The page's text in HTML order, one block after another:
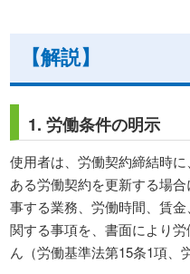
【解説】
1. 労働条件の明示
使用者は、労働契約締結時
ある労働契約を更新する場
事する業務、労働時間、賃
関する事項を、書面により
ん（労働基準法第15条1項、